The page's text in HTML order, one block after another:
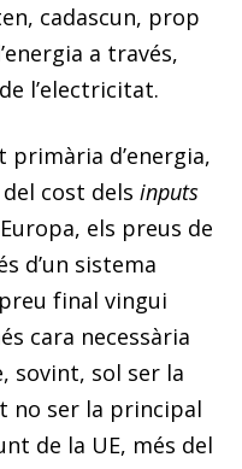
cadascun, prop
a través,
l’electricitat.
primària d’energia,
cost dels inputs
els preus de
d’un sistema
final vingui
cara necessària
sovint, sol ser la
no ser la principal
de la UE, més del